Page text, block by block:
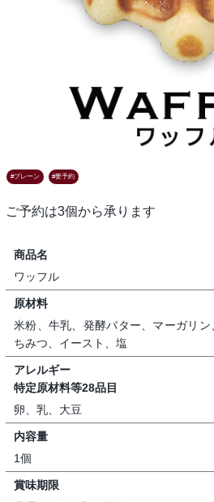
プレーン 要予約
ご予約は3個から承ります
商品名
ワッフル
原材料
米粉、牛乳、発酵バター、マーガリ
ちみつ、イースト、塩
アレルギー
特定原材料等28品目
卵、乳、大豆
内容量
1個
賞味期限